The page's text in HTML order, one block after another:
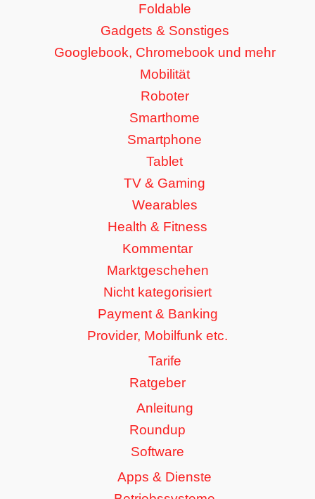
Foldable
Gadgets & Sonstiges
Googlebook, Chromebook und mehr
Mobilität
Roboter
Smarthome
Smartphone
Tablet
TV & Gaming
Wearables
Health & Fitness
Kommentar
Marktgeschehen
Nicht kategorisiert
Payment & Banking
Provider, Mobilfunk etc.
Tarife
Ratgeber
Anleitung
Roundup
Software
Apps & Dienste